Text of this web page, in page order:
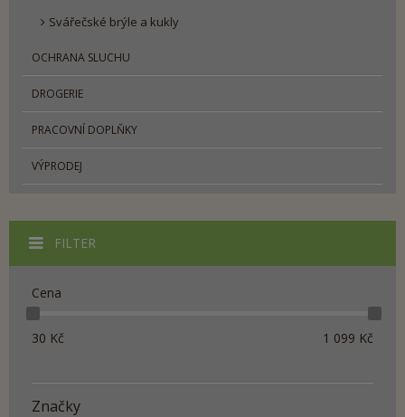
Svářečské brýle a kukly
OCHRANA SLUCHU
DROGERIE
PRACOVNÍ DOPLŇKY
VÝPRODEJ
FILTER
Cena
30 Kč 1 099 Kč
Značky